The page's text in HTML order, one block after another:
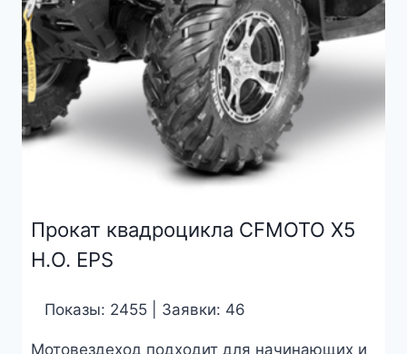
Прокат квадроцикла CFMOTO X5
H.O. EPS
Показы: 2455 | Заявки: 46
Мотовездеход подходит для начинающих и